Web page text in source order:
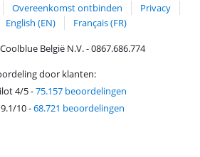
Overeenkomst ontbinden
Privacy
English (EN)
Français (FR)
België N.V. - 0867.686.774
door klanten:
4/5-75.157 beoordelingen
10-68.721 beoordelingen